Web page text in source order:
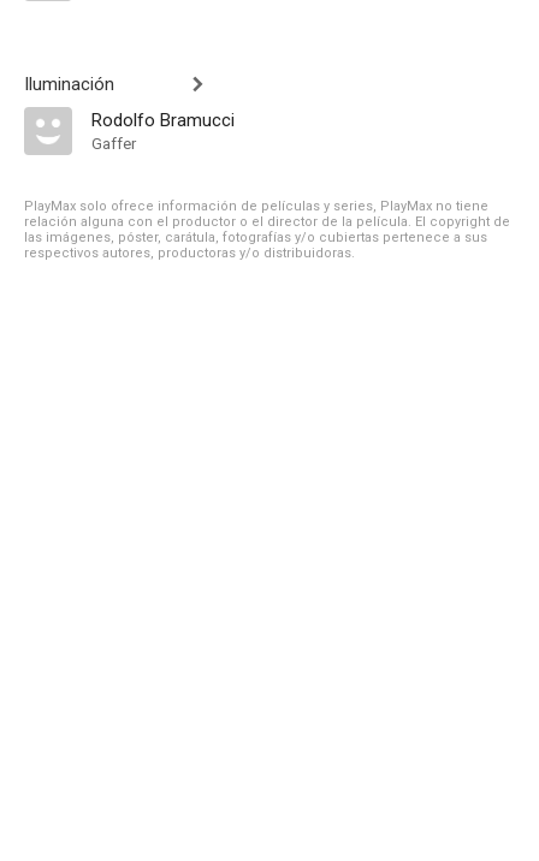
Iluminación
Rodolfo Bramucci
Gaffer
PlayMax solo ofrece información de películas y series, PlayMax no tiene
relación alguna con el productor o el director de la película. El copyright de
las imágenes, póster, carátula, fotografías y/o cubiertas pertenece a sus
respectivos autores, productoras y/o distribuidoras.